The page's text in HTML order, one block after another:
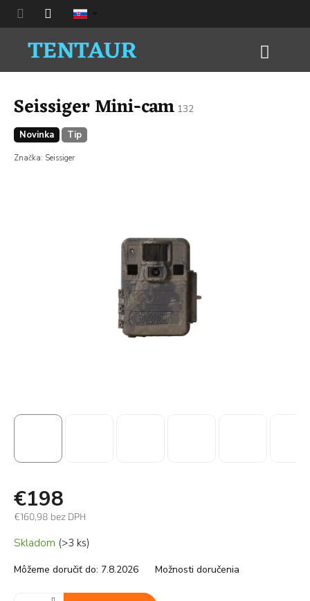
Prejsť
obsah
Seissiger Mini-cam 132
Novinka Tip
Značka: Seissiger
€198
€160,98 bez DPH
Jednotková
cena:
Skladom (>3 ks)
Môžeme doručiť do: 7.8.2026 Možnosti doručenia